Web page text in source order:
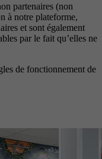
partenaires (non
à notre plateforme,
et sont également
par le fait qu’elles ne
de fonctionnement de